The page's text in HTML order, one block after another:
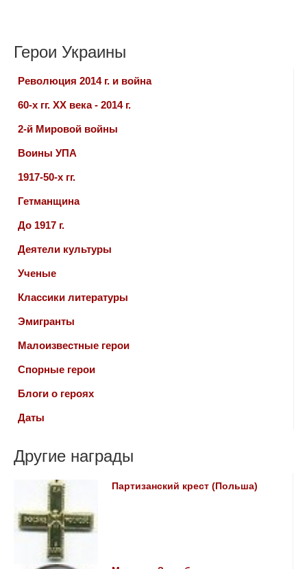
Герои Украины
Революция 2014 г. и война
60-х гг. ХХ века - 2014 г.
2-й Мировой войны
Воины УПА
1917-50-х гг.
Гетманщина
До 1917 г.
Деятели культуры
Ученые
Классики литературы
Эмигранты
Малоизвестные герои
Спорные герои
Блоги о героях
Даты
Другие награды
Партизанский крест (Польша)